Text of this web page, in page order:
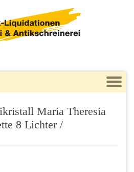
Maria Theresia
8 Lichter /